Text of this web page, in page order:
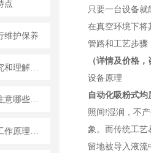
点
维护保养
只要一台设备
在真空环境下将
管路和工艺步骤
（详情及价格
设备原理
自动化吸粉式均
照间!湿润，不
象。而传统工艺
留地被导入液